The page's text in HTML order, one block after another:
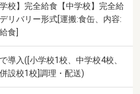
学校】完全給食【中学校】完全給
リバリー形式[運搬:食缶、内容:
食]
導入([小学校1校、中学校4校、
設校1校]調理・配送)